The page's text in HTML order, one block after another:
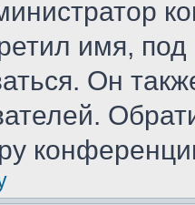
имя,
Он